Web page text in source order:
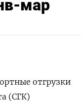
мар
отгрузки
(СГК)